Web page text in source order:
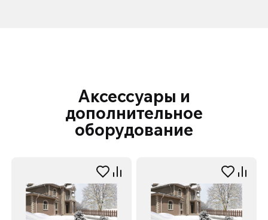
Аксессуары и
дополнительное
оборудование